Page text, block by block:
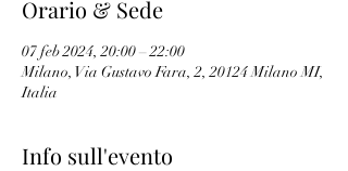
Orario & Sede
07 feb 2024, 20:00 – 22:00
Milano, Via Gustavo Fara, 2, 20124 Milano MI,
Italia
Info sull'evento